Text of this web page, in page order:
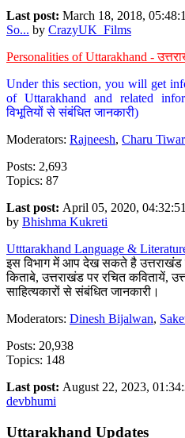
Last post: March 18, 2018,
So... by CrazyUK_Films
Personalities of Uttarakhand -
Under this section, you will get
of Uttarakhand and related
विभूतियों से संबंधित जानकारी)
Moderators: Rajneesh, Charu
Posts: 2,693
Topics: 87
Last post: April 05, 2020,
by Bhishma Kukreti
Utttarakhand Language &
इस विभाग में आप देख सकते है उत्तराखंड
किताबे, उत्तराखंड पर रचित कवितायें,
साहित्यकारों से संबंधित जानकारी।
Moderators: Dinesh Bijalwan,
Posts: 20,938
Topics: 148
Last post: August 22, 2023,
devbhumi
Uttarakhand Updates